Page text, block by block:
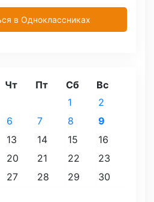
в Одноклассниках
Чт Пт Сб Вс
1
2
6 7 8
9
13 14 15
16
20 21 22
23
27 28 29
30